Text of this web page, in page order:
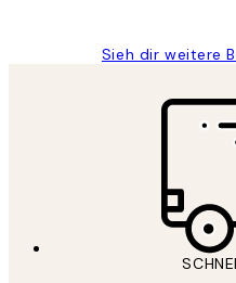
Sieh dir weitere